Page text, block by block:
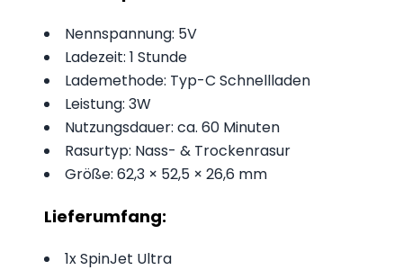
Nennspannung: 5V
Ladezeit: 1 Stunde
Lademethode: Typ-C Schnellladen
Leistung: 3W
Nutzungsdauer: ca. 60 Minuten
Rasurtyp: Nass- & Trockenrasur
Größe: 62,3 × 52,5 × 26,6 mm
Lieferumfang:
1x SpinJet Ultra